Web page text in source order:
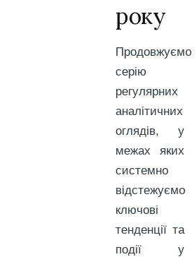
року
Продовжуємо
серію
регулярних
аналітичних
оглядів, у
межах яких
системно
відстежуємо
ключові
тенденції та
події у